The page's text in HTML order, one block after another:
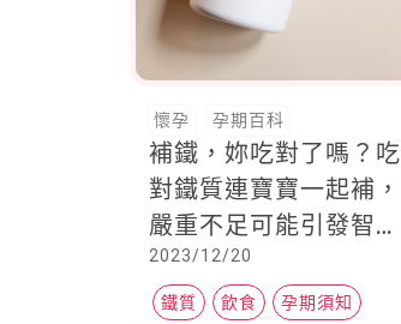
懷孕 孕期百科
補鐵，妳吃對了嗎？吃
對鐵質連寶寶一起補，
嚴重不足可能引發智力
發展
2023/12/20
鐵質 飲食 孕期須知